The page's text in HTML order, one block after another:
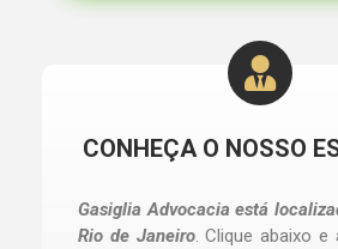
CONHEÇA O NOSSO
Gasiglia Advocacia está
Rio de Janeiro. Clique abaixo e